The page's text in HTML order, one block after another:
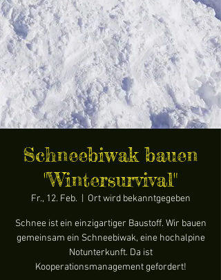
Schneebiwak bauen
"Wintersurvival"
Fr., 12. Feb. Ort wird bekanntgegeben
Schnee ist ein einzigartiger Baustoff. Wir bauen
gemeinsam ein Schneebiwak, eine hochalpine
Notunterkunft. Da ist
Kooperationsmanagement gefordert!